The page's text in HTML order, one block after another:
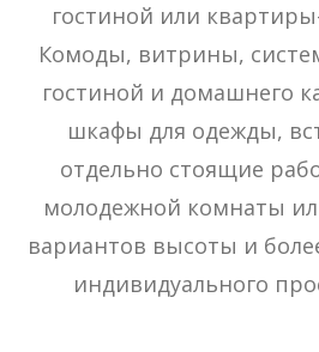
гостиной или
Комоды, витрины,
гостиной и домашнего
шкафы для одежды,
отдельно стоящие
молодежной комнаты
вариантов высоты и
индивидуального